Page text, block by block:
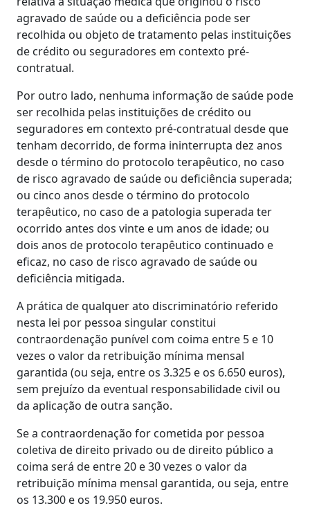
agravado de saúde ou a deficiência pode ser
recolhida ou objeto de tratamento pelas instituições
de crédito ou seguradores em contexto pré-
contratual.
Por outro lado, nenhuma informação de saúde pode
ser recolhida pelas instituições de crédito ou
seguradores em contexto pré-contratual desde que
tenham decorrido, de forma ininterrupta dez anos
desde o término do protocolo terapêutico, no caso
de risco agravado de saúde ou deficiência superada;
ou cinco anos desde o término do protocolo
terapêutico, no caso de a patologia superada ter
ocorrido antes dos vinte e um anos de idade; ou
dois anos de protocolo terapêutico continuado e
eficaz, no caso de risco agravado de saúde ou
deficiência mitigada.
A prática de qualquer ato discriminatório referido
nesta lei por pessoa singular constitui
contraordenação punível com coima entre 5 e 10
vezes o valor da retribuição mínima mensal
garantida (ou seja, entre os 3.325 e os 6.650 euros),
sem prejuízo da eventual responsabilidade civil ou
da aplicação de outra sanção.
Se a contraordenação for cometida por pessoa
coletiva de direito privado ou de direito público a
coima será de entre 20 e 30 vezes o valor da
retribuição mínima mensal garantida, ou seja, entre
os 13.300 e os 19.950 euros.